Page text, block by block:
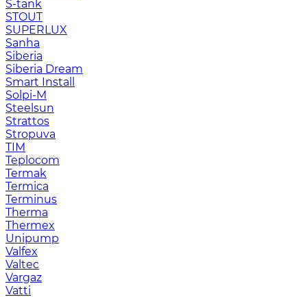
S-tank
STOUT
SUPERLUX
Sanha
Siberia
Siberia Dream
Smart Install
Solpi-M
Steelsun
Strattos
Stropuva
TIM
Teplocom
Termak
Termica
Terminus
Therma
Thermex
Unipump
Valfex
Valtec
Vargaz
Vatti